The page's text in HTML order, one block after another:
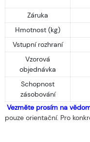
Záruka
Hmotnost (kg)
Vstupní rozhraní
Vzorová
objednávka
Schopnost
zásobování
Vezměte prosím na
pouze orientační. Pro